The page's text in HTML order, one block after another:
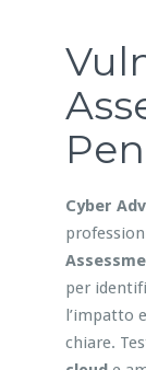
Cyber
per
l’impatto
chiare.